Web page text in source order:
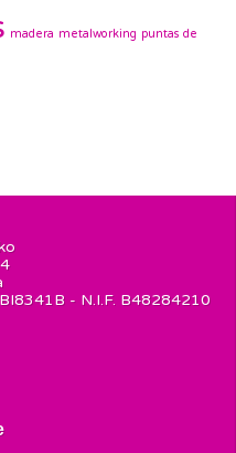
madera metalworking puntas de
- N.I.F. B48284210